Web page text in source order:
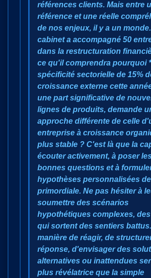
références clients. Mais entre
référence et une réelle
de nos enjeux, il y a un
cabinet a accompagné 50
dans la restructuration
ce qu'il comprendra pourquoi
spécificité sectorielle de 15%
croissance externe cette
une part significative de
lignes de produits, demande
approche différente de celle
entreprise à croissance
plus stable ? C'est là que la
écouter activement, à poser les
bonnes questions et à
hypothèses personnalisées
primordiale. Ne pas hésiter à
soumettre des scénarios
hypothétiques complexes,
qui sortent des sentiers
manière de réagir, de
réponse, d'envisager des
alternatives ou inattendues
plus révélatrice que la simple